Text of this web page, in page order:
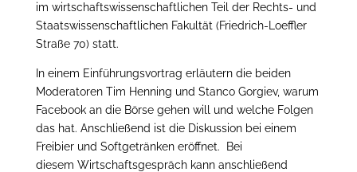
im wirtschaftswissenschaftlichen Teil der Rechts- und
Staatswissenschaftlichen Fakultät (Friedrich-Loeffler
Straße 70) statt.
In einem Einführungsvortrag erläutern die beiden
Moderatoren Tim Henning und Stanco Gorgiev, warum
Facebook an die Börse gehen will und welche Folgen
das hat. Anschließend ist die Diskussion bei einem
Freibier und Softgetränken eröffnet. Bei
diesem Wirtschaftsgespräch kann anschließend